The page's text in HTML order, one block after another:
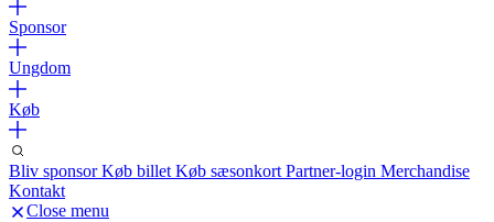
Sponsor
Ungdom
Køb
Bliv sponsorKøb billet Køb sæsonkort Partner-login Merchandise
Kontakt
Close menu